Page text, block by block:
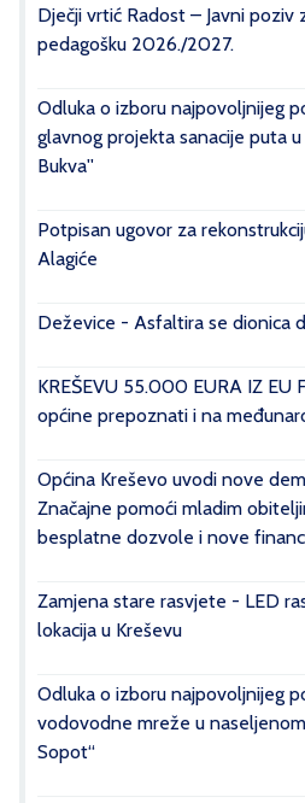
Dječji vrtić Radost – Javni poziv
pedagošku 2026./2027.
Odluka o izboru najpovoljnijeg
glavnog projekta sanacije puta
Bukva''
Potpisan ugovor za
Alagiće
Deževice - Asfaltira se dionica
KREŠEVU 55.000 EURA IZ EU
općine prepoznati i na
Općina Kreševo uvodi nove
Značajne pomoći mladim
besplatne dozvole i nove
Zamjena stare rasvjete - LED
lokacija u Kreševu
Odluka o izboru najpovoljnijeg
vodovodne mreže u
Sopot“